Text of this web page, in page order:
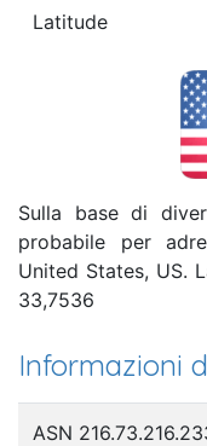
Latitude
Sulla base di
probabile per
United States, US.
33,7536
Informazioni
ASN